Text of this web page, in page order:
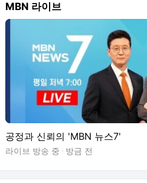
MBN 라이브
공정과 신뢰의 'MBN 뉴스7'
라이브 방송 중 방금 전